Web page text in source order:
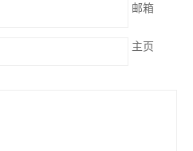
邮箱
主页